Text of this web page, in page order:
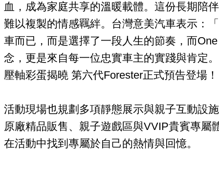
血，成為家庭共享的溫暖載體。這份長期陪
難以複製的情感羈絆。台灣意美汽車表示：
車而已，而是選擇了一段人生的節奏，而
念，更是來自每一位忠實車主的實踐與肯定
壓軸彩蛋揭曉 第六代Forester正式預告登場！
活動現場也規劃多項靜態展示與親子互動設
原廠精品販售、親子遊戲區與VVIP貴賓專屬
在活動中找到專屬於自己的熱情與回憶。